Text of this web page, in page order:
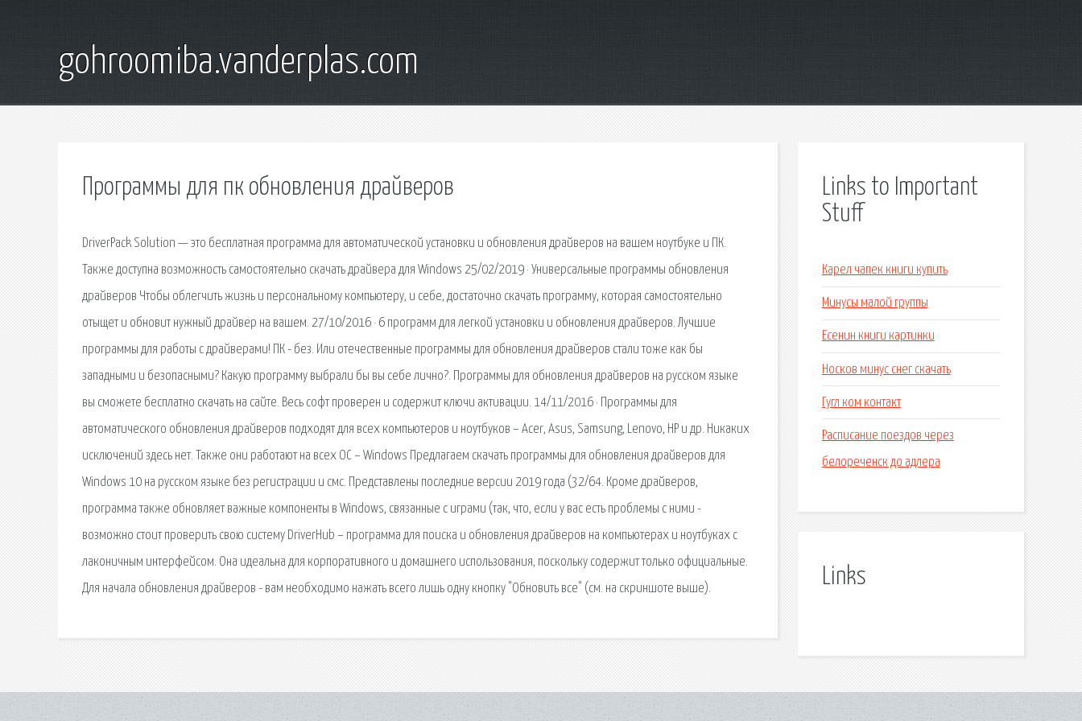
gohroomiba.vanderplas.com
Программы для пк обновления драйверов
DriverPack Solution — это бесплатная программа для автоматической установки и обновления драйверов на вашем ноутбуке и ПК.
Также доступна возможность самостоятельно скачать драйвера для Windows 25/02/2019 · Универсальные программы обновления
драйверов Чтобы облегчить жизнь и персональному компьютеру, и себе, достаточно скачать программу, которая самостоятельно
отыщет и обновит нужный драйвер на вашем. 27/10/2016 · 6 программ для легкой установки и обновления драйверов. Лучшие
программы для работы с драйверами! ПК - без. Или отечественные программы для обновления драйверов стали тоже как бы
западными и безопасными? Какую программу выбрали бы вы себе лично?. Программы для обновления драйверов на русском языке
вы сможете бесплатно скачать на сайте. Весь софт проверен и содержит ключи активации. 14/11/2016 · Программы для
автоматического обновления драйверов подходят для всех компьютеров и ноутбуков – Acer, Asus, Samsung, Lenovo, HP и др. Никаких
исключений здесь нет. Также они работают на всех ОС – Windows Предлагаем скачать программы для обновления драйверов для
Windows 10 на русском языке без регистрации и смс. Представлены последние версии 2019 года (32/64. Кроме драйверов,
программа также обновляет важные компоненты в Windows, связанные с играми (так, что, если у вас есть проблемы с ними -
возможно стоит проверить свою систему DriverHub – программа для поиска и обновления драйверов на компьютерах и ноутбуках с
лаконичным интерфейсом. Она идеальна для корпоративного и домашнего использования, поскольку содержит только официальные.
Для начала обновления драйверов - вам необходимо нажать всего лишь одну кнопку "Обновить все" (см. на скриншоте выше).
Links to Important
Stuff
Карел чапек книги купить
Минусы малой группы
Есенин книги картинки
Носков минус снег скачать
Гугл ком контакт
Расписание поездов через
белореченск до адлера
Links